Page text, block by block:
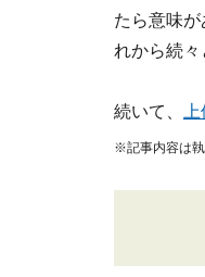
たら意味
れから続々
続いて、
※記事内容は執